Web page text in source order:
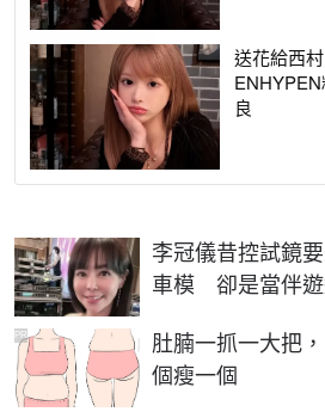
送花給西
良
李冠儀昔控試鏡
車模 卻是當伴遊
肚腩一抓一大把
個瘦一個
PR